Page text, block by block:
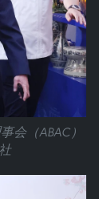
会（ABAC）